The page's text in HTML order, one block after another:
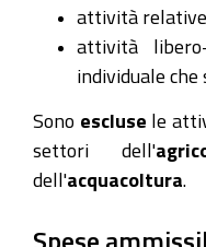
attività relative
attività
individuale che
Sono escluse le
settori dell'
dell'acquacoltura
Spese